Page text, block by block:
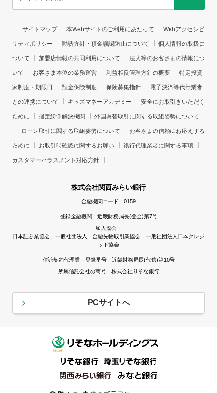
サイトマップ 本Webサイトのご利用にあたって Webアクセシビ
リティポリシー 勧誘方針・預金誤認防止について 個人情報の取扱に
ついて 加盟店情報の共同利用について 法人等のお客さまの情報につ
いて お客さま本位の業務運営 利益相反管理方針の概要 特定投資
家制度・期限日 預金保険制度 保険募集指針 電子決済等代行業者
との連携について キッズマネーアカデミー 安全にお取引きいただく
ために 指定紛争解決機関 外国為替取引に関する取組姿勢について
ローン取引に関する取組姿勢について お客さまの信頼にお応えする
ために お取引時確認に関するお願い 銀行代理業者に関する事項
カスタマーハラスメント対応方針
株式会社関西みらい銀行
金融機関コード : 0159
登録金融機関 : 近畿財務局長(登金)第7号
加入協会 :
日本証券業協会、一般社団法人 金融先物取引業協会 一般社団法人日本クレジ
ット協会
信託契約代理業 : 登録番号 近畿財務局長(代信)第10号
所属信託会社の商号 : 株式会社りそな銀行
PCサイトへ